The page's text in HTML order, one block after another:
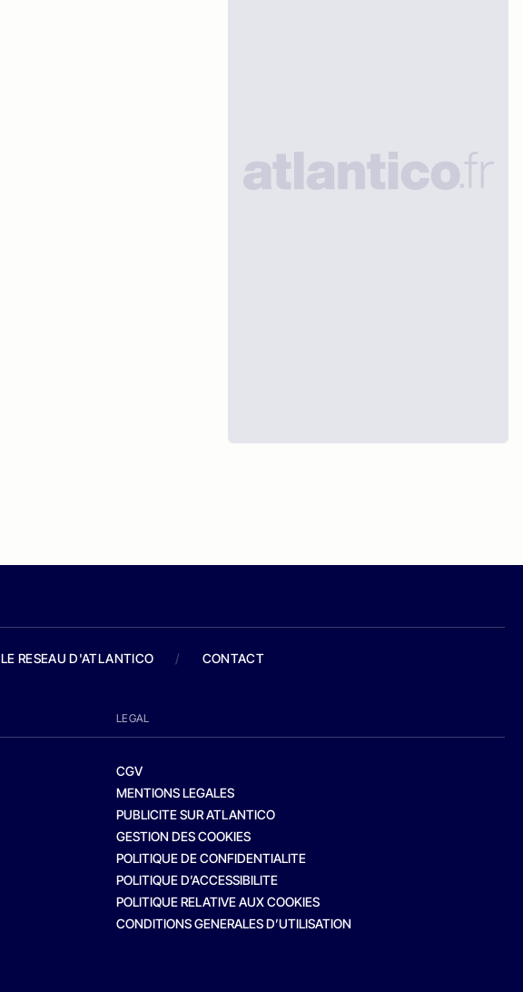
LE RESEAU D'ATLANTICO / CONTACT
LEGAL
CGV
MENTIONS LEGALES
PUBLICITE SUR ATLANTICO
GESTION DES COOKIES
POLITIQUE DE CONFIDENTIALITE
POLITIQUE D’ACCESSIBILITE
POLITIQUE RELATIVE AUX COOKIES
CONDITIONS GENERALES D’UTILISATION